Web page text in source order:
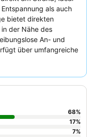
als auch
bietet direkten
der Nähe des
An- und
über umfangreiche
Aufenthalt
buchen,
Umgebung zu
68%
17%
7%